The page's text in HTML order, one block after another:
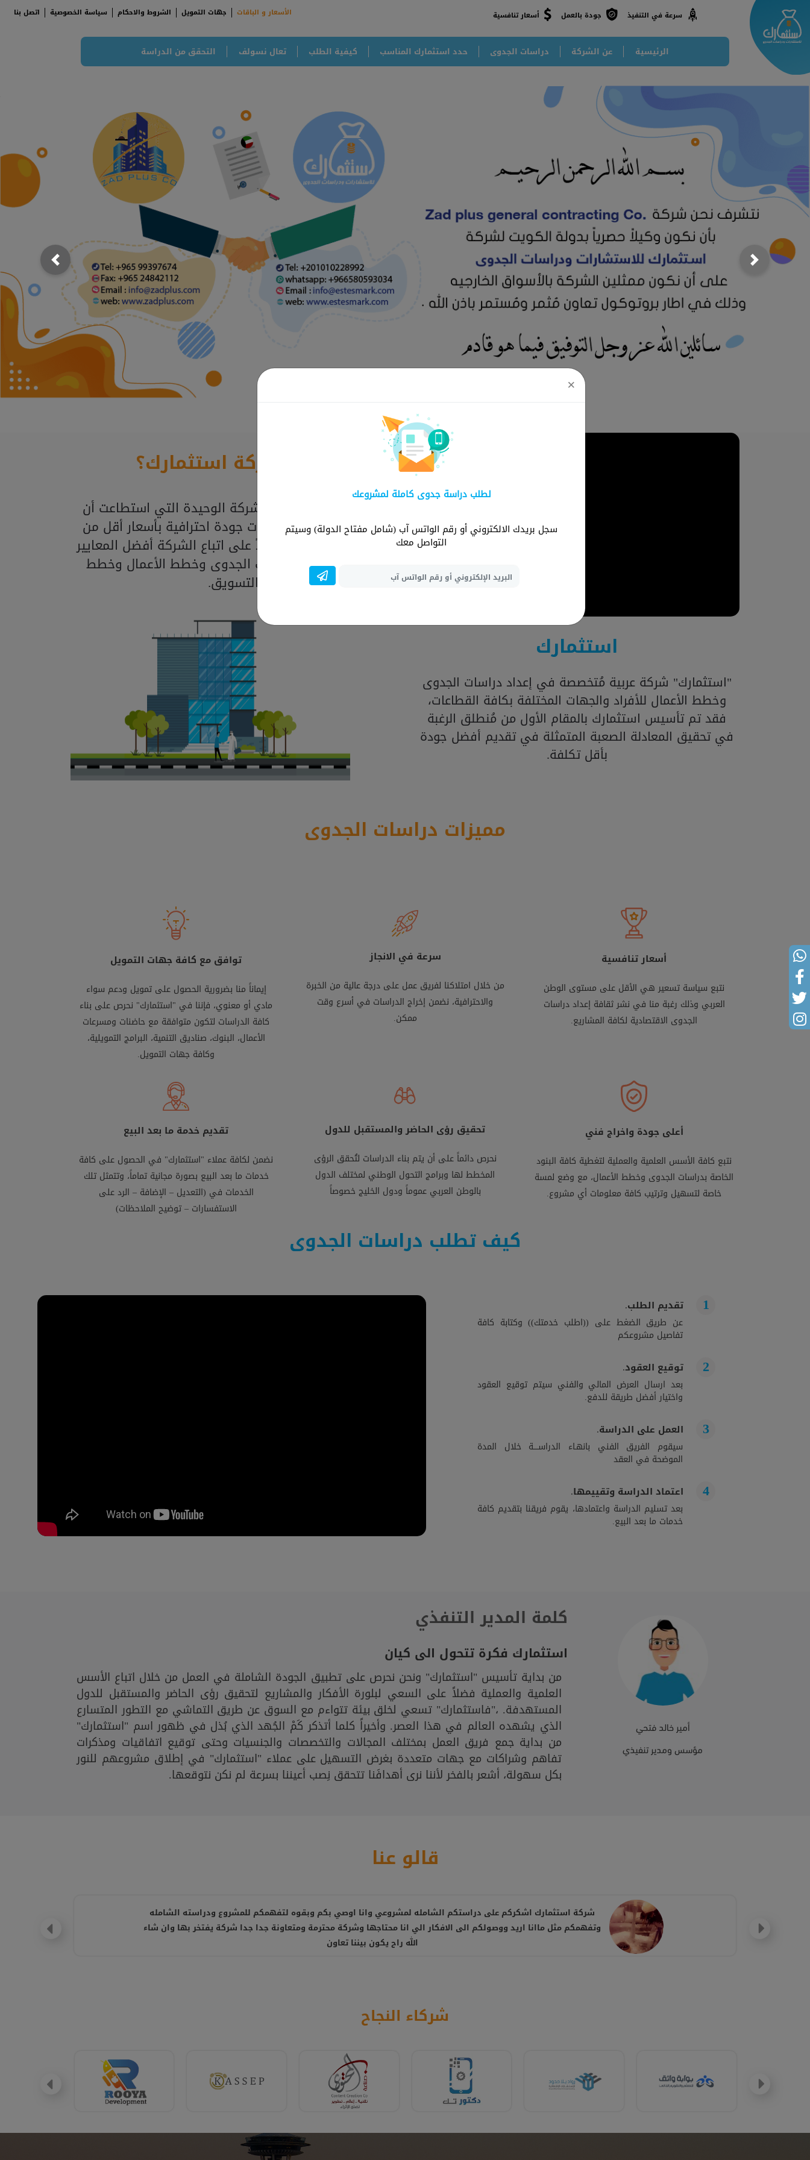
سرعة في التنفيذ جودة بالعمل أسعار تنافسية الأسعار و الباقات جهات التمويل الشروط والاحكام سياسة الخصوصية اتصل بنا
الرئيسية عن الشركة دراسات الجدوى حدد استثمارك المناسب كيفية الطلب تعال نسولف التحقق من الدراسة
Previous Next
لماذا شركة استثمارك؟
شركة استثمارك هي الشركة الوحيدة التي استطاعت أن
توفر دراسات شاملة وذات جودة احترافية بأسعار أقل من
المتواجدة بالسوق، فضلاً على اتباع الشركة أفضل المعايير
العالمية لإنشاء دراسات الجدوى وخطط الأعمال وخطط
التسويق.
استثمارك
"استثمارك" شركة عربية مُتخصصة في إعداد دراسات الجدوى
وخطط الأعمال للأفراد والجهات المختلفة بكافة القطاعات،
فقد تم تأسيس استثمارك بالمقام الأول من مُنطلق الرغبة
في تحقيق المعادلة الصعبة المتمثلة في تقديم أفضل جودة
بأقل تكلفة.
مميزات دراسات الجدوى
أسعار تنافسية
نتبع سياسة تسعير هي الأقل على مستوى الوطن
العربي وذلك رغبة منا في نشر ثقافة إعداد دراسات
الجدوى الاقتصادية لكافة المشاريع.
سرعة في الانجاز
من خلال امتلاكنا لفريق عمل على درجة عالية من الخبرة
والاحترافية، نضمن إخراج الدراسات في أسرع وقت
ممكن.
توافق مع كافة جهات التمويل
إيماناً منا بضرورية الحصول على تمويل ودعم سواء
مادي أو معنوي، فإننا في "استثمارك" نحرص على بناء
كافة الدراسات لتكون متوافقة مع حاضنات ومسرعات
الأعمال، البنوك، صناديق التنمية، البرامج التمويلية،
وكافة جهات التمويل.
أعلى جودة واخراج فني
نتبع كافة الأسس العلمية والعملية لتغطية كافة البنود
الخاصة بدراسات الجدوى وخطط الأعمال، مع وضع لمسة
خاصة لتسهيل وترتيب كافة معلومات أي مشروع.
تحقيق رؤى الحاضر والمستقبل للدول
نحرص دائماً على أن يتم بناء الدراسات لتُحقق الرؤى
المخطط لها وبرامج التحول الوطني لمختلف الدول
بالوطن العربي عموماً ودول الخليج خصوصاً
تقديم خدمة ما بعد البيع
نضمن لكافة عملاء "استثمارك" في الحصول على كافة
خدمات ما بعد البيع بصورة مجانية تماماً، وتتمثل تلك
الخدمات في (التعديل – الإضافة – الرد على
الاستفسارات – توضيح الملاحظات)
كيف تطلب دراسات الجدوى
تقديم الطلب.
عن طريق الضغط على ((اطلب خدمتك)) وكتابة كافة
تفاصيل مشروعكم
توقيع العقود.
بعد ارسال العرض المالي والفني سيتم توقيع العقود
واختيار أفضل طريقة للدفع.
العمل على الدراسة.
سيقوم الفريق الفني بانهـاء الدراســــة خلال المدة
الموضحة في العقد
اعتماد الدراسة وتقييمها.
بعد تسليم الدراسة واعتمادها، يقوم فريقنا بتقديم كافة
خدمات ما بعد البيع.
أمير خالد فتحي
مؤسس ومدير تنفيذي
كلمة المدير التنفذي
استثمارك فكرة تتحول الى كيان
من بداية تأسيس "استثمارك" ونحن نحرص على تطبيق الجودة الشاملة في العمل من خلال اتباع الأسس
العلمية والعملية فضلاً على السعي لبلورة الأفكار والمشاريع لتحقيق رؤى الحاضر والمستقبل للدول
المستهدفة. ،"فاستثمارك" تسعي لخلق بيئة تتواءم مع السوق عن طريق التماشي مع التطور المتسارع
الذي يشهده العالم في هذا العصر. وأخيراً كلما أتذكر كَمْ الجُهد الذي بُذل في ظهور اسم "استثمارك"
من بداية جمع فريق العمل بمختلف المجالات والتخصصات والجنسيات وحتى توقيع اتفاقيات ومذكرات
تفاهم وشراكات مع جهات متعددة بغرض التسهيل على عملاء "استثمارك" في إطلاق مشروعهم للنور
بكل سهولة، أشعر بالفخر لأننا نرى أهدافَنا تتحقق نِصب أعيننا بسرعة لم نكن نتوقعها.
قالو عنا
شركة استثمارك اشكركم على دراستكم الشامله لمشروعي وانا اوصي بكم وبقوه لتفهمكم للمشروع ودراسته الشامله
وتفهمكم مثل ماانا اريد ووصولكم الى الافكار الي انا محتاجها وشركة محترمة ومتعاونة جدا جدا شركة يفتخر بها وان شاء
الله راح يكون بيننا تعاون
شركاء النجاح
×
لطلب دراسة جدوى كاملة لمشروعك
سجل بريدك الالكتروني أو رقم الواتس آب (شامل مفتاح الدولة) وسيتم
التواصل معك